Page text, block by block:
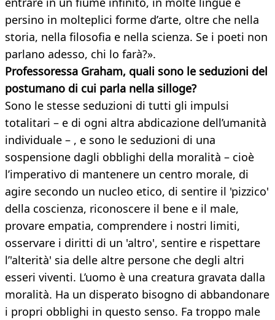
persino in molteplici forme d’arte, oltre che nella
storia, nella filosofia e nella scienza. Se i poeti non
parlano adesso, chi lo farà?».
Professoressa Graham, quali sono le seduzioni del
postumano di cui parla nella silloge?
Sono le stesse seduzioni di tutti gli impulsi
totalitari – e di ogni altra abdicazione dell’umanità
individuale – , e sono le seduzioni di una
sospensione dagli obblighi della moralità – cioè
l’imperativo di mantenere un centro morale, di
agire secondo un nucleo etico, di sentire il 'pizzico'
della coscienza, riconoscere il bene e il male,
provare empatia, comprendere i nostri limiti,
osservare i diritti di un 'altro', sentire e rispettare
l’'alterità' sia delle altre persone che degli altri
esseri viventi. L’uomo è una creatura gravata dalla
moralità. Ha un disperato bisogno di abbandonare
i propri obblighi in questo senso. Fa troppo male